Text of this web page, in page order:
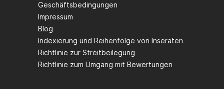
Geschäftsbedingungen
Impressum
Blog
Indexierung und Reihenfolge von Inseraten
Richtlinie zur Streitbeilegung
Richtlinie zum Umgang mit Bewertungen